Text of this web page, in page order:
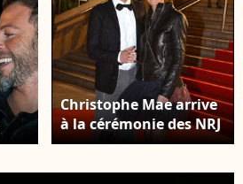
Christophe Mae arrive
à la cérémonie des NRJ
Music Awards 2011 à